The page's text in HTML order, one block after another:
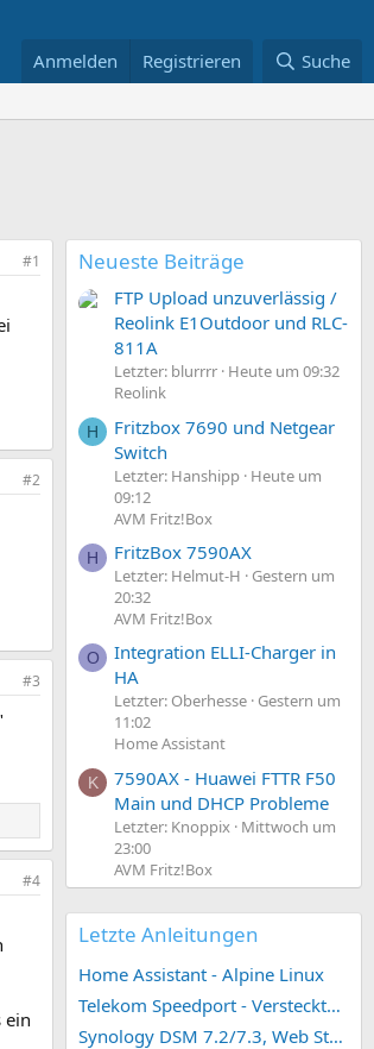
Anmelden Registrieren Suche
#1
#2
#3
#4
ein
Neueste Beiträge
FTP Upload unzuverlässig /
Reolink E1Outdoor und RLC-
811A
Letzter: blurrrr Heute um 09:32
Reolink
H
Fritzbox 7690 und Netgear
Switch
Letzter: Hanshipp Heute um
09:12
AVM Fritz!Box
H FritzBox 7590AX
Letzter: Helmut-H
Gestern um
20:32
AVM Fritz!Box
O
Integration ELLI-Charger in
HA
Letzter: Oberhesse Gestern um
11:02
Home Assistant
K
7590AX - Huawei FTTR F50
Main und DHCP Probleme
Letzter: Knoppix
Mittwoch um
23:00
AVM Fritz!Box
Letzte Anleitungen
Home Assistant - Alpine Linux
Telekom Speedport - Versteckte Konfigurationen
Synology DSM 7.2/7.3, Web Station 4, Webdienst und Webportal erstellen (ehemals vHost)